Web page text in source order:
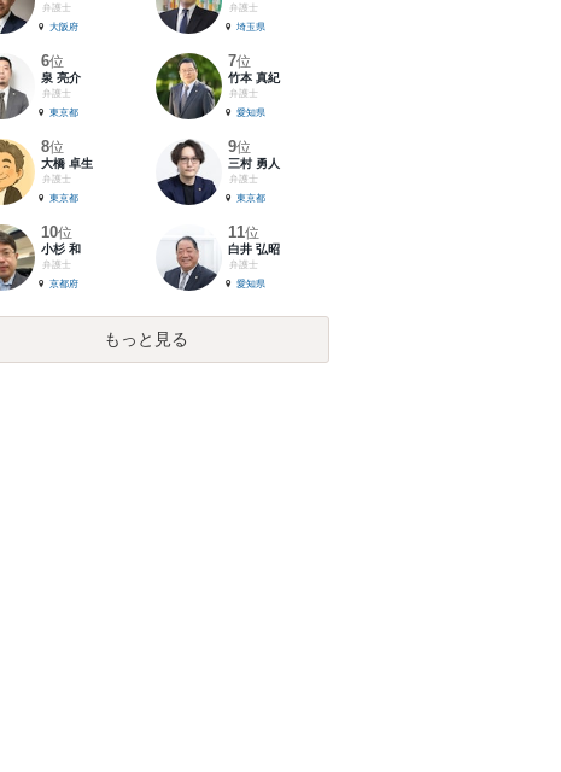
弁護士
大阪府
弁護士
埼玉県
6位
泉 亮介
弁護士
東京都
7位
竹本 真紀
弁護士
愛知県
8位
大橋 卓生
弁護士
東京都
9位
三村 勇人
弁護士
東京都
10位
小杉 和
弁護士
京都府
11位
白井 弘昭
弁護士
愛知県
もっと見る